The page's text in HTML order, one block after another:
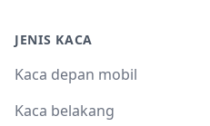
JENIS KACA
Kaca depan mobil
Kaca belakang